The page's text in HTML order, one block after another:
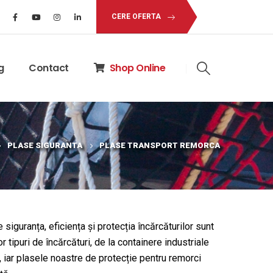
CERE OFERTA
Contact Shop Online
PLASE SIGURANTA PLASE TRANSPORT REMORCA
siguranța, eficiența și protecția încărcăturilor sunt
tipuri de încărcături, de la containere industriale
plasele noastre de protecție pentru remorci